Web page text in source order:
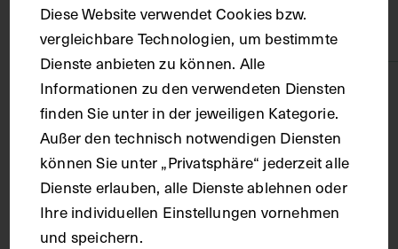
Papier
Technik
Druck
Maße
Diese Website verwendet Cookies bzw.
vergleichbare Technologien, um bestimmte
Dienste anbieten zu können. Alle
Informationen zu den verwendeten Diensten
finden Sie unter in der jeweiligen Kategorie.
Außer den technisch notwendigen Diensten
können Sie unter „Privatsphäre“ jederzeit alle
Dienste erlauben, alle Dienste ablehnen oder
Ihre individuellen Einstellungen vornehmen
und speichern.